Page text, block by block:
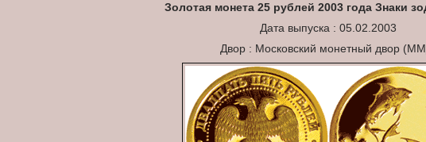
Золотая монета 25 рублей 2003 года Знаки
Дата выпуска : 05.02.2003
Двор : Московский монетный двор